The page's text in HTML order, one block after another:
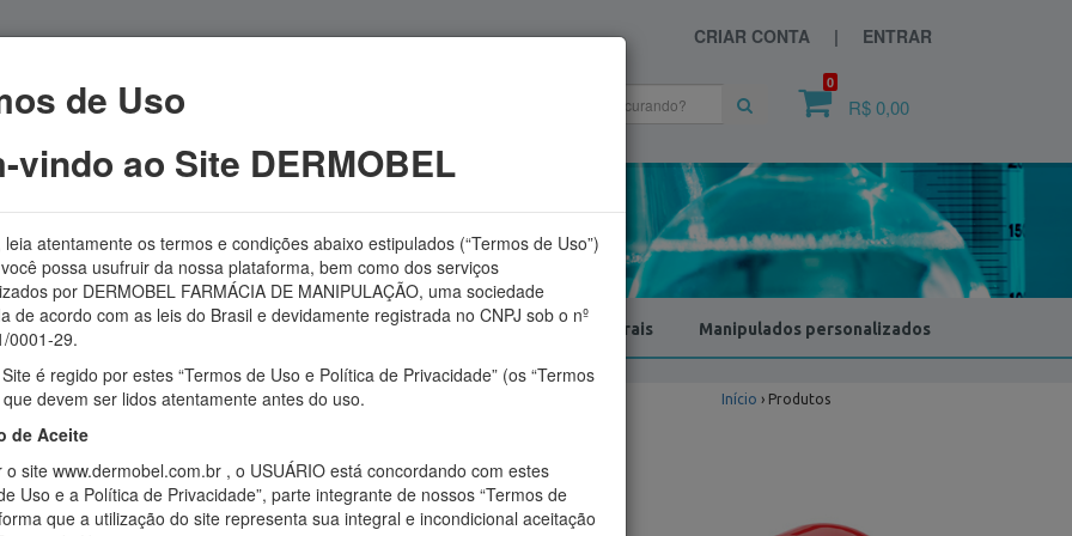
CRIAR CONTA | ENTRAR
APRESENTAÇÃO
0
R$ 0,00
Suplementos e produtos Naturais Manipulados personalizados
de Uso
vindo ao Site DERMOBEL
leia atentamente os termos e condições abaixo estipulados (“Termos de Uso”)
possa usufruir da nossa plataforma, bem como dos serviços
por DERMOBEL FARMÁCIA DE MANIPULAÇÃO, uma sociedade
de acordo com as leis do Brasil e devidamente registrada no CNPJ sob o nº
0001-29.
é regido por estes “Termos de Uso e Política de Privacidade” (os “Termos
que devem ser lidos atentamente antes do uso.
de Aceite
o site www.dermobel.com.br , o USUÁRIO está concordando com estes
Uso e a Política de Privacidade”, parte integrante de nossos “Termos de
que a utilização do site representa sua integral e incondicional aceitação
Início › Produtos
nutracêutico vem sendo utilizado por alguns cientistas no